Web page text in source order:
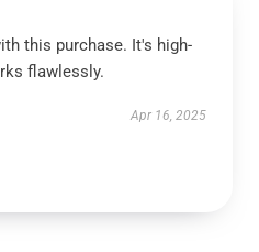
this purchase. It's high-
flawlessly.
Apr 16, 2025